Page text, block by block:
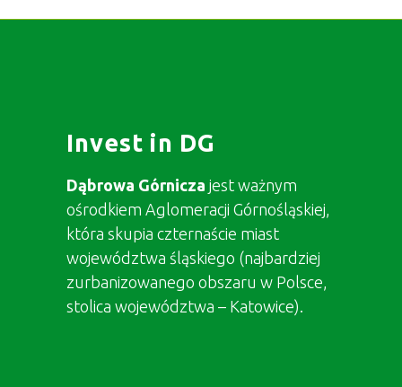
Invest in DG
Dąbrowa Górnicza jest ważnym
ośrodkiem Aglomeracji Górnośląskiej,
która skupia czternaście miast
województwa śląskiego (najbardziej
zurbanizowanego obszaru w Polsce,
stolica województwa – Katowice).